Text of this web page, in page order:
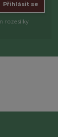
Přihlásit se
rozesílky